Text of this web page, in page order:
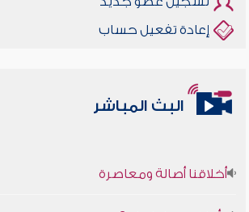
إعادة تفعيل حساب
البث المباشر
أخلاقنا أصالة ومعاصرة
وأمنهم من خوف 9